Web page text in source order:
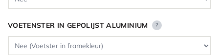
VOETENSTER IN GEPOLIJST ALUMINIUM ?